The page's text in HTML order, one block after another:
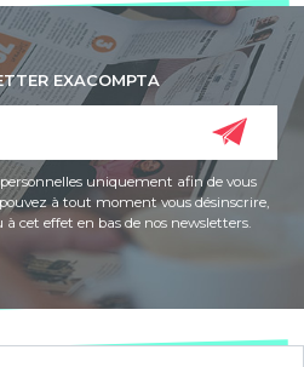
EXACOMPTA
personnelles uniquement afin de vous
à tout moment vous désinscrire,
cet effet en bas de nos newsletters.